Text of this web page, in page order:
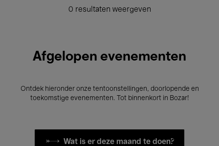
0 resultaten weergeven
Afgelopen evenementen
Ontdek hieronder onze tentoonstellingen, doorlopende en
toekomstige evenementen. Tot binnenkort in Bozar!
Wat is er deze maand te doen?